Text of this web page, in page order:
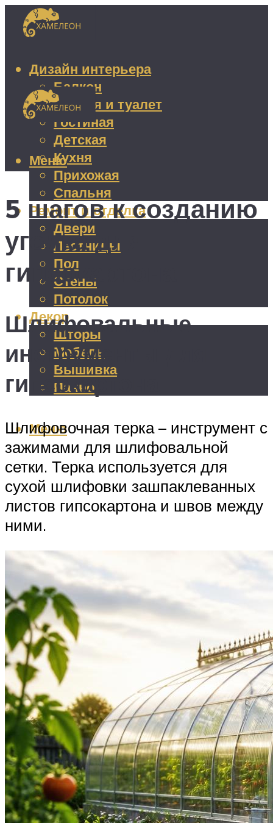
Дизайн интерьера
Балкон
Ванная и туалет
Гостиная
Детская
Кухня
Прихожая
Спальня
Ремонт и отделка
Двери
Лестницы
Пол
Стены
Потолок
Декор
Шторы
Мебель
Вышивка
Панно
Меню
Меню
5 шагов к созданию
уголка для
гипсокартона
Шлифовальные
инструменты для
гипсокартона
Шлифовочная терка – инструмент с
зажимами для шлифовальной
сетки. Терка используется для
сухой шлифовки зашпаклеванных
листов гипсокартона и швов между
ними.